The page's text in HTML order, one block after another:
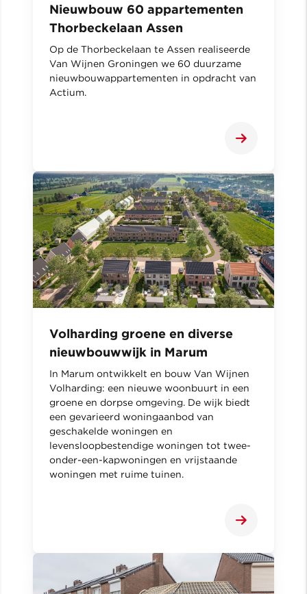
Nieuwbouw 60 appartementen
Thorbeckelaan Assen
Op de Thorbeckelaan te Assen realiseerde
Van Wijnen Groningen we 60 duurzame
nieuwbouwappartementen in opdracht van
Actium.
Volharding groene en diverse
nieuwbouwwijk in Marum
In Marum ontwikkelt en bouw Van Wijnen
Volharding: een nieuwe woonbuurt in een
groene en dorpse omgeving. De wijk biedt
een gevarieerd woningaanbod van
geschakelde woningen en
levensloopbestendige woningen tot twee-
onder-een-kapwoningen en vrijstaande
woningen met ruime tuinen.